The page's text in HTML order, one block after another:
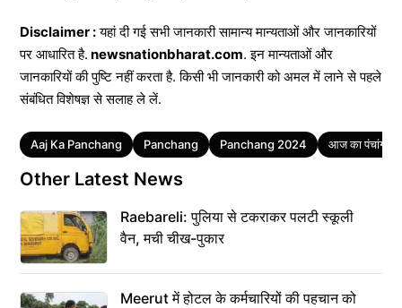
Disclaimer :यहां दी गई सभी जानकारी सामान्य मान्यताओं और जानकारियों
पर आधारित है. newsnationbharat.com. इन मान्यताओं और
जानकारियों की पुष्टि नहीं करता है. किसी भी जानकारी को अमल में लाने से पहले
संबंधित विशेषज्ञ से सलाह ले लें.
Tags
Aaj Ka Panchang Panchang Panchang 2024 आज का पंचांग
Other Latest News
Raebareli: पुलिया से टकराकर पलटी स्कूली
वैन, मची चीख-पुकार
Meerut में होटल के कर्मचारियों की पहचान को